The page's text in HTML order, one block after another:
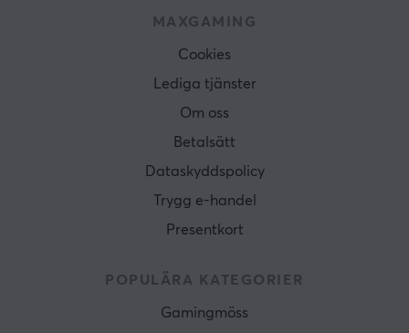
MAXGAMING
Cookies
Lediga tjänster
Om oss
Betalsätt
Dataskyddspolicy
Trygg e-handel
Presentkort
POPULÄRA KATEGORIER
Gamingmöss